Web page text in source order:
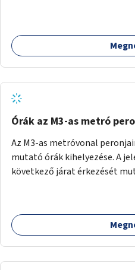
Órák az M3-as metró
Az M3-as metróvonal
mutató órák kihelyezése. A
következő járat érkezését